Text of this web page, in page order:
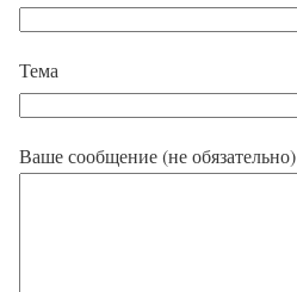
Тема
Ваше сообщение (не обязательно)